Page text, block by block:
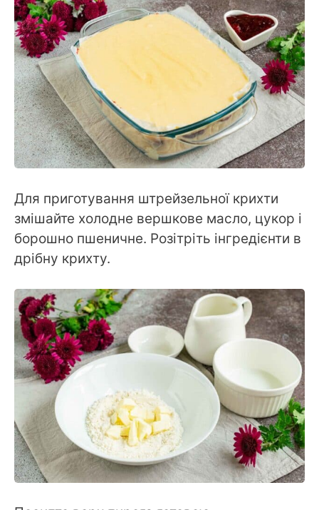
Для приготування штрейзельної крихти
змішайте холодне вершкове масло, цукор і
борошно пшеничне. Розітріть інгредієнти в
дрібну крихту.